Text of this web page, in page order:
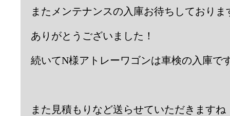
またメンテナンスの入庫お待ちしておりま
ありがとうございました！
続いてN様アトレーワゴンは車検の入庫で
また見積もりなど送らせていただきますね